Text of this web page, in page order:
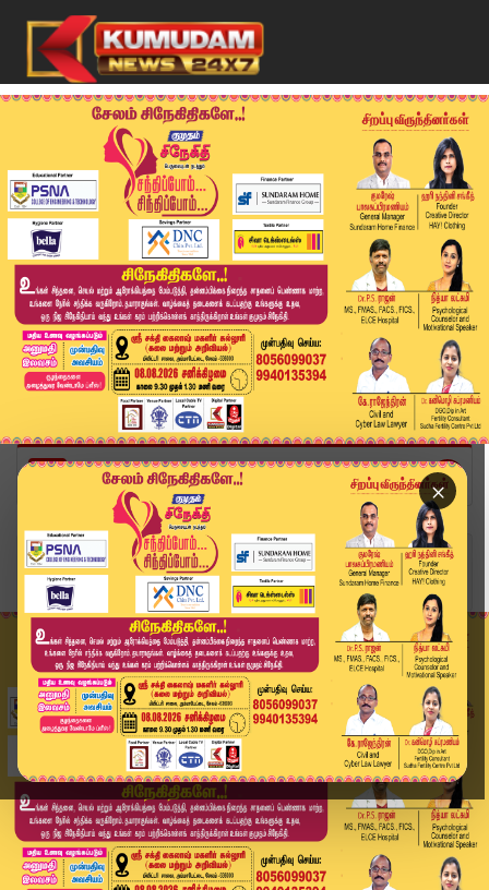
×
Home
வீடியோ ஸ்டோரி
"மக்களுக்கு சேவை செய்யும் தூய்மை பணியாளர்கள்" -...